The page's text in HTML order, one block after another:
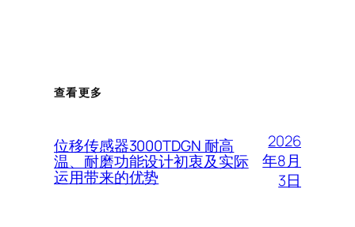
查看更多
位移传感器3000TDGN 耐高
温、耐磨功能设计初衷及实际
运用带来的优势
2026
年8月
3日